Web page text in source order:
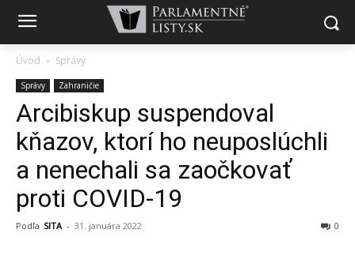
Úvod Správy
Správy Zahraničie
Arcibiskup suspendoval
kňazov, ktorí ho neuposlúchli
a nenechali sa zaočkovať
proti COVID-19
Podľa SITA - 31. januára 2022 0